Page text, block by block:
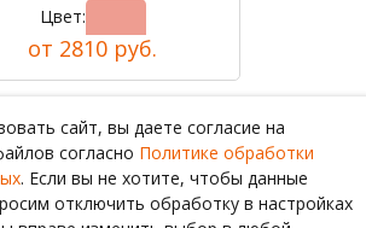
Цвет:
от 2810 руб.
сайт, вы даете согласие на
согласно Политике обработки
. Если вы не хотите, чтобы данные
отключить обработку в настройках